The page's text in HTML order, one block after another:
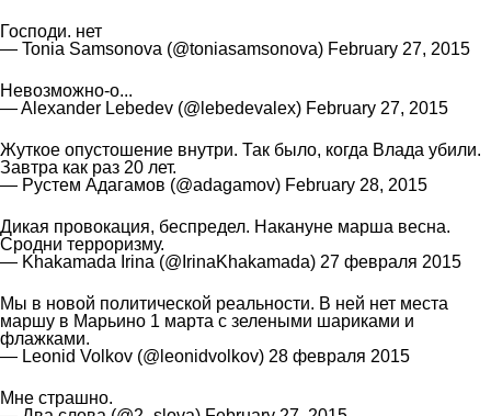
Господи. нет
— Tonia Samsonova (@toniasamsonova) February 27, 2015
Невозможно-о...
— Alexander Lebedev (@lebedevalex) February 27, 2015
Жуткое опустошение внутри. Так было, когда Влада убили.
Завтра как раз 20 лет.
— Рустем Адагамов (@adagamov) February 28, 2015
Дикая провокация, беспредел. Накануне марша весна.
Сродни терроризму.
— Khakamada Irina (@IrinaKhakamada) 27 февраля 2015
Мы в новой политической реальности. В ней нет места
маршу в Марьино 1 марта с зелеными шариками и
флажками.
— Leonid Volkov (@leonidvolkov) 28 февраля 2015
Мне страшно.